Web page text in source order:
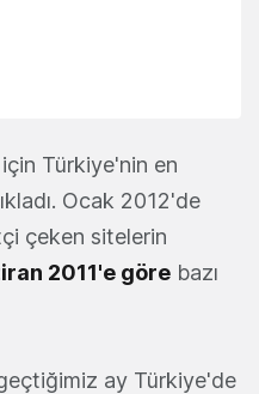
için Türkiye'nin en
Ocak 2012'de
çeken sitelerin
2011'e göre bazı
ay Türkiye'de